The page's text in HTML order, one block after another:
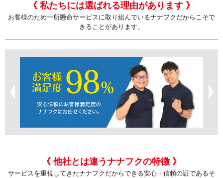
《 私たちには選ばれる理由があります 》
お客様のため一所懸命サービスに取り組んでいるナナフクだからこそで
きることがあります。
《 他社とは違うナナフクの特徴 》
サービスを重視してきたナナフクだからできる安心・信頼の証であるそ